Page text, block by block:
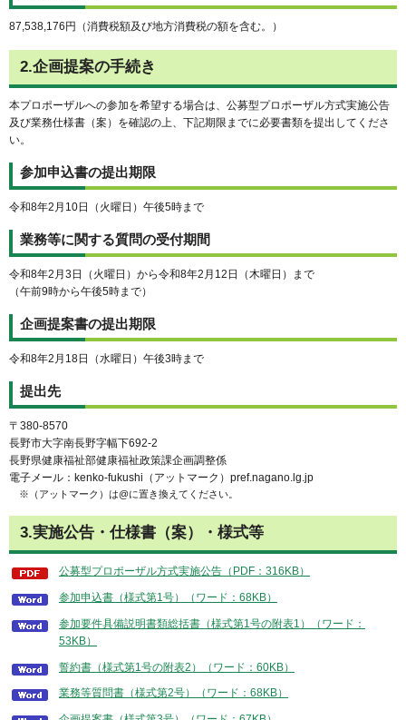
87,538,176円（消費税額及び地方消費税の額を含む。）
2.企画提案の手続き
本プロポーザルへの参加を希望する場合は、公募型プロポーザル方式実施公告
及び業務仕様書（案）を確認の上、下記期限までに必要書類を提出してくださ
い。
参加申込書の提出期限
令和8年2月10日（火曜日）午後5時まで
業務等に関する質問の受付期間
令和8年2月3日（火曜日）から令和8年2月12日（木曜日）まで
（午前9時から午後5時まで）
企画提案書の提出期限
令和8年2月18日（水曜日）午後3時まで
提出先
〒380-8570
長野市大字南長野字幅下692-2
長野県健康福祉部健康福祉政策課企画調整係
電子メール：kenko-fukushi（アットマーク）pref.nagano.lg.jp
※（アットマーク）は@に置き換えてください。
3.実施公告・仕様書（案）・様式等
公募型プロポーザル方式実施公告（PDF：316KB）
参加申込書（様式第1号）（ワード：68KB）
参加要件具備説明書類総括書（様式第1号の附表1）（ワード：
53KB）
誓約書（様式第1号の附表2）（ワード：60KB）
業務等質問書（様式第2号）（ワード：68KB）